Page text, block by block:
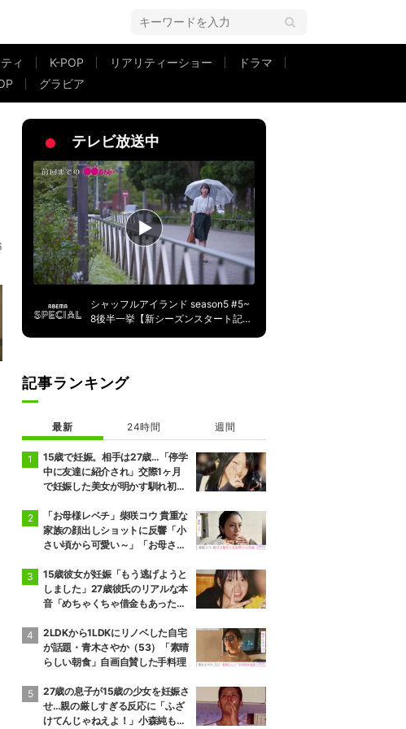
ィ K-POP リアリティーショー
ドラマ
グラビア
テレビ放送中
シャッフルアイランド season5 #5~
8後半一挙【新シーズンスタート記
記事ランキング
最新 24時間 週間
15歳で妊娠。相手は27歳…「停学
中に友達に紹介され」交際1ヶ月
で妊娠した美女が明かす馴れ初め
絶句
「お母様レベチ」柴咲コウ 貴重な
家族の顔出しショットに反響「小
さい頃から可愛い～」「お母さん
15歳彼女が妊娠「もう逃げようと
しました」27歳彼氏のリアルな本
音「めちゃくちゃ借金もあったの
2LDKから1LDKにリノベした自宅
が話題・青木さやか（53）「素晴
らしい朝食」自画自賛した手料理
27歳の息子が15歳の少女を妊娠さ
せ…親の厳しすぎる反応に「ふざ
けてんじゃねえよ！」小森純も怒